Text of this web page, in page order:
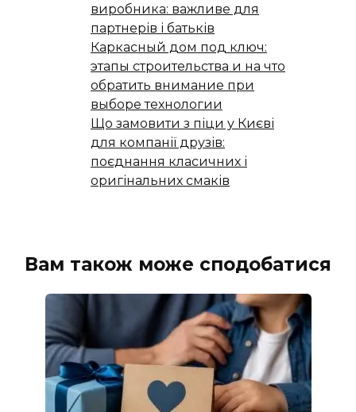
виробника: важливе для
партнерів і батьків
Каркасный дом под ключ:
этапы строительства и на что
обратить внимание при
выборе технологии
Що замовити з піци у Києві
для компанії друзів:
поєднання класичних і
оригінальних смаків
Вам також може сподобатися